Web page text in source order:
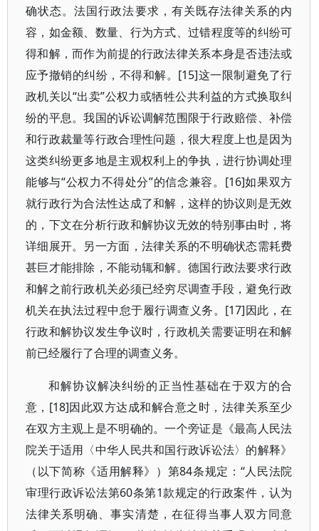
确状态。法国行政法要求，有关既存法律关系的内
容，如金额、数量、行为方式、过错程度等的纠纷可
得和解，而作为前提的行政法律关系本身是否违法或
应予撤销的纠纷，不得和解。[15]这一限制避免了行
政机关以“出卖”公权力或牺牲公共利益的方式换取纠
纷的平息。我国的诉讼调解范围限于行政赔偿、补偿
和行政裁量等行政合理性问题，很大程度上也是因为
这类纠纷更多地是主观权利上的争执，进行协调处理
能够与“公权力不得处分”的信念兼容。[16]如果双方
就行政行为合法性达成了和解，这样的协议则是无效
的，下文在分析行政和解协议无效的特别事由时，将
详细展开。另一方面，法律关系的不明确状态需耗费
甚巨才能排除，不能动辄和解。德国行政法要求行政
和解之前行政机关必须已经穷尽调查手段，避免行政
机关在执法过程中怠于履行调查义务。[17]因此，在
行政和解协议发生争议时，行政机关需要证明在和解
前已经履行了合理的调查义务。
和解协议解决纠纷的正当性基础在于双方的合
意，[18]因此双方达成和解合意之时，法律关系至少
在双方主观上是不明确的。一个旁证是《最高人民法
院关于适用〈中华人民共和国行政诉讼法〉的解释》
（以下简称《适用解释》）第84条规定：“人民法院
审理行政诉讼法第60条第1款规定的行政案件，认为
法律关系明确、事实清楚，在征得当事人双方同意